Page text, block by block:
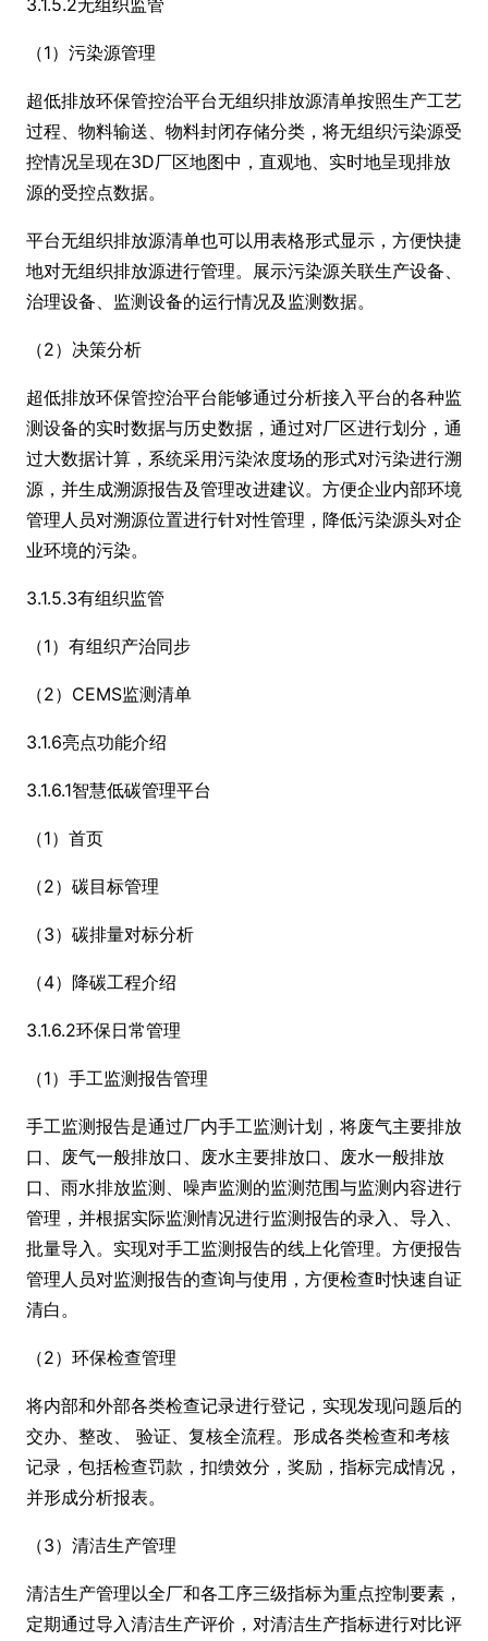
（1）污染源管理
超低排放环保管控治平台无组织排放源清单按照生产工艺
过程、物料输送、物料封闭存储分类，将无组织污染源受
控情况呈现在3D厂区地图中，直观地、实时地呈现排放
源的受控点数据。
平台无组织排放源清单也可以用表格形式显示，方便快捷
地对无组织排放源进行管理。展示污染源关联生产设备、
治理设备、监测设备的运行情况及监测数据。
（2）决策分析
超低排放环保管控治平台能够通过分析接入平台的各种监
测设备的实时数据与历史数据，通过对厂区进行划分，通
过大数据计算，系统采用污染浓度场的形式对污染进行溯
源，并生成溯源报告及管理改进建议。方便企业内部环境
管理人员对溯源位置进行针对性管理，降低污染源头对企
业环境的污染。
3.1.5.3有组织监管
（1）有组织产治同步
（2）CEMS监测清单
3.1.6亮点功能介绍
3.1.6.1智慧低碳管理平台
（1）首页
（2）碳目标管理
（3）碳排量对标分析
（4）降碳工程介绍
3.1.6.2环保日常管理
（1）手工监测报告管理
手工监测报告是通过厂内手工监测计划，将废气主要排放
口、废气一般排放口、废水主要排放口、废水一般排放
口、雨水排放监测、噪声监测的监测范围与监测内容进行
管理，并根据实际监测情况进行监测报告的录入、导入、
批量导入。实现对手工监测报告的线上化管理。方便报告
管理人员对监测报告的查询与使用，方便检查时快速自证
清白。
（2）环保检查管理
将内部和外部各类检查记录进行登记，实现发现问题后的
交办、整改、 验证、复核全流程。形成各类检查和考核
记录，包括检查罚款，扣缋效分，奖励，指标完成情况，
并形成分析报表。
（3）清洁生产管理
清洁生产管理以全厂和各工序三级指标为重点控制要素，
定期通过导入清洁生产评价，对清洁生产指标进行对比评